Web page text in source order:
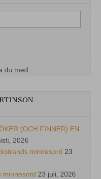
du med.
(OCH FINNER) EN
2026
minnesord 23
minnesord 23 juli, 2026